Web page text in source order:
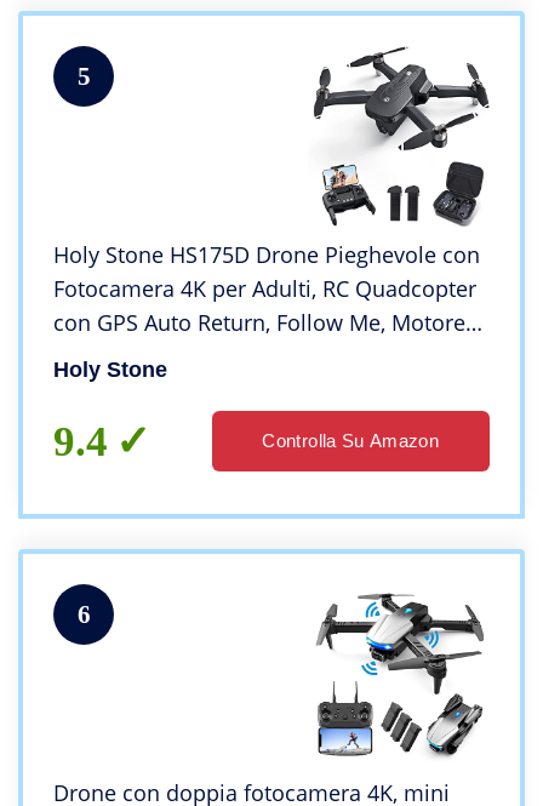
5
Holy Stone HS175D Drone Pieghevole con
Fotocamera 4K per Adulti, RC Quadcopter
con GPS Auto Return, Follow Me, Motore
Brushless, Cerchio Fly, Waypoint Fly,
Altitudine Hold, 46 Mins Long Flight
Holy Stone
9.4 Controlla Su Amazon
6
Drone con doppia fotocamera 4K, mini